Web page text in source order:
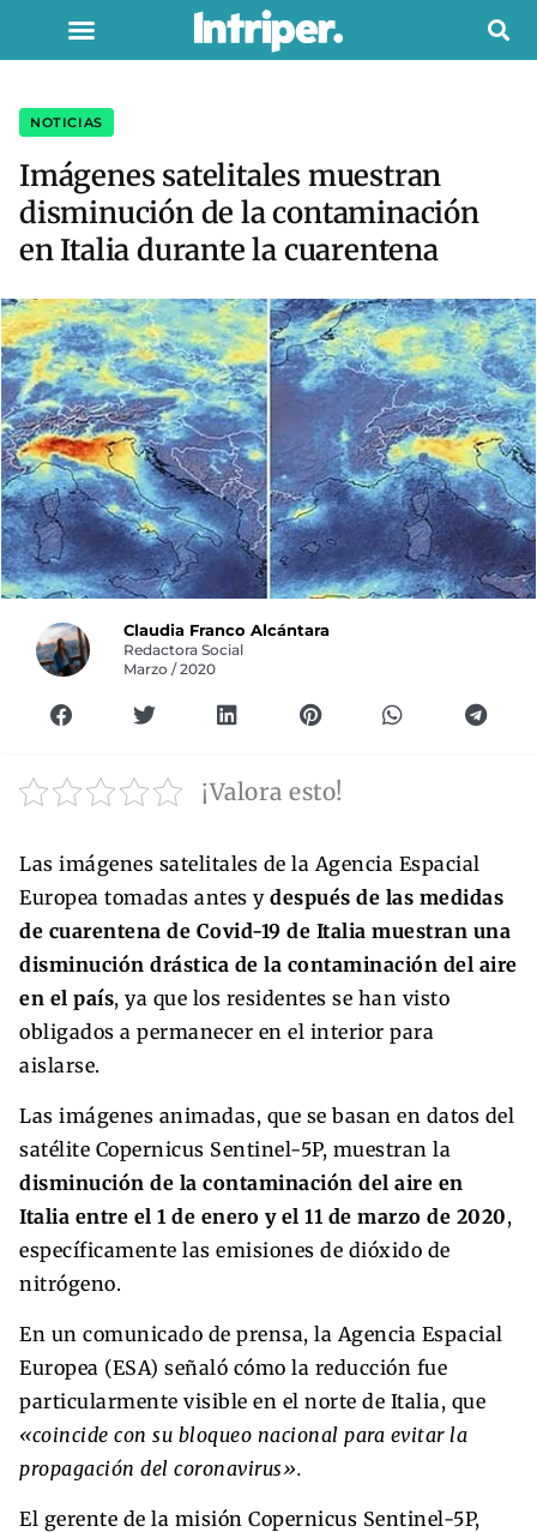
NOTICIAS
Imágenes satelitales muestran
disminución de la contaminación
en Italia durante la cuarentena
Claudia Franco Alcántara
Redactora Social
Marzo / 2020
¡Valora esto!
Las imágenes satelitales de la Agencia Espacial
Europea tomadas antes y después de las medidas
de cuarentena de Covid-19 de Italia muestran una
disminución drástica de la contaminación del aire
en el país, ya que los residentes se han visto
obligados a permanecer en el interior para
aislarse.
Las imágenes animadas, que se basan en datos del
satélite Copernicus Sentinel-5P, muestran la
disminución de la contaminación del aire en
Italia entre el 1 de enero y el 11 de marzo de 2020,
específicamente las emisiones de dióxido de
nitrógeno.
En un comunicado de prensa, la Agencia Espacial
Europea (ESA) señaló cómo la reducción fue
particularmente visible en el norte de Italia, que
«coincide con su bloqueo nacional para evitar la
propagación del coronavirus».
El gerente de la misión Copernicus Sentinel-5P,